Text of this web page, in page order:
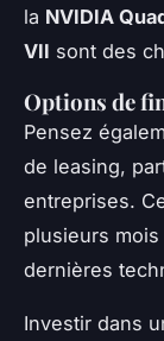
la NVIDIA
VII sont des
Options de
Pensez
de leasing,
entreprises.
plusieurs
dernières
Investir dans